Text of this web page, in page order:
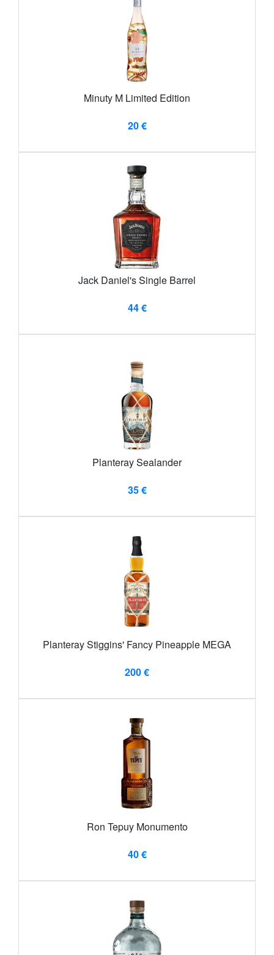
Minuty M Limited Edition
20 €
Jack Daniel's Single Barrel
44 €
Planteray Sealander
35 €
Planteray Stiggins' Fancy Pineapple MEGA
200 €
Ron Tepuy Monumento
40 €